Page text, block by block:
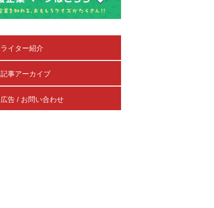
ライター紹介
記事アーカイブ
広告 / お問い合わせ